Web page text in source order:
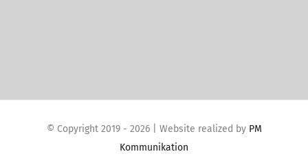
© Copyright 2019 - 2026 | Website realized by PM
Kommunikation